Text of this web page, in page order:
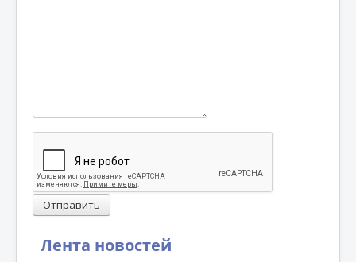
Лента новостей
Отправить